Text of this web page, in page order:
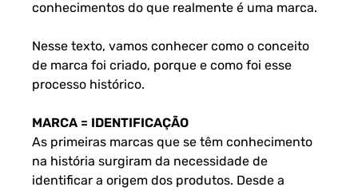
conhecimentos do que realmente é uma marca.
Nesse texto, vamos conhecer como o conceito
de marca foi criado, porque e como foi esse
processo histórico.
MARCA = IDENTIFICAÇÃO
As primeiras marcas que se têm conhecimento
na história surgiram da necessidade de
identificar a origem dos produtos. Desde a